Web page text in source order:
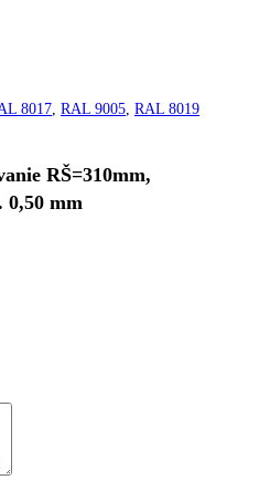
8017 RAL 9005 RAL 8019
RŠ=310mm,
0,50 mm